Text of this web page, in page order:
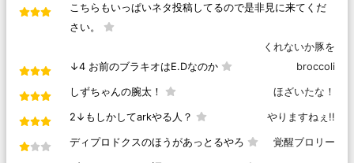
こちらもいっぱいネタ投稿してるので是非見に来てくだ
さい。
くれないか豚を
↓4 お前のブラキオはE.Dなのか
broccoli
しずちゃんの腕太！ ほざいたな！
2↓もしかしてarkやる人？ やりますねぇ!!
ディプロドクスのほうがあっとるやろ 覚醒ブロリー